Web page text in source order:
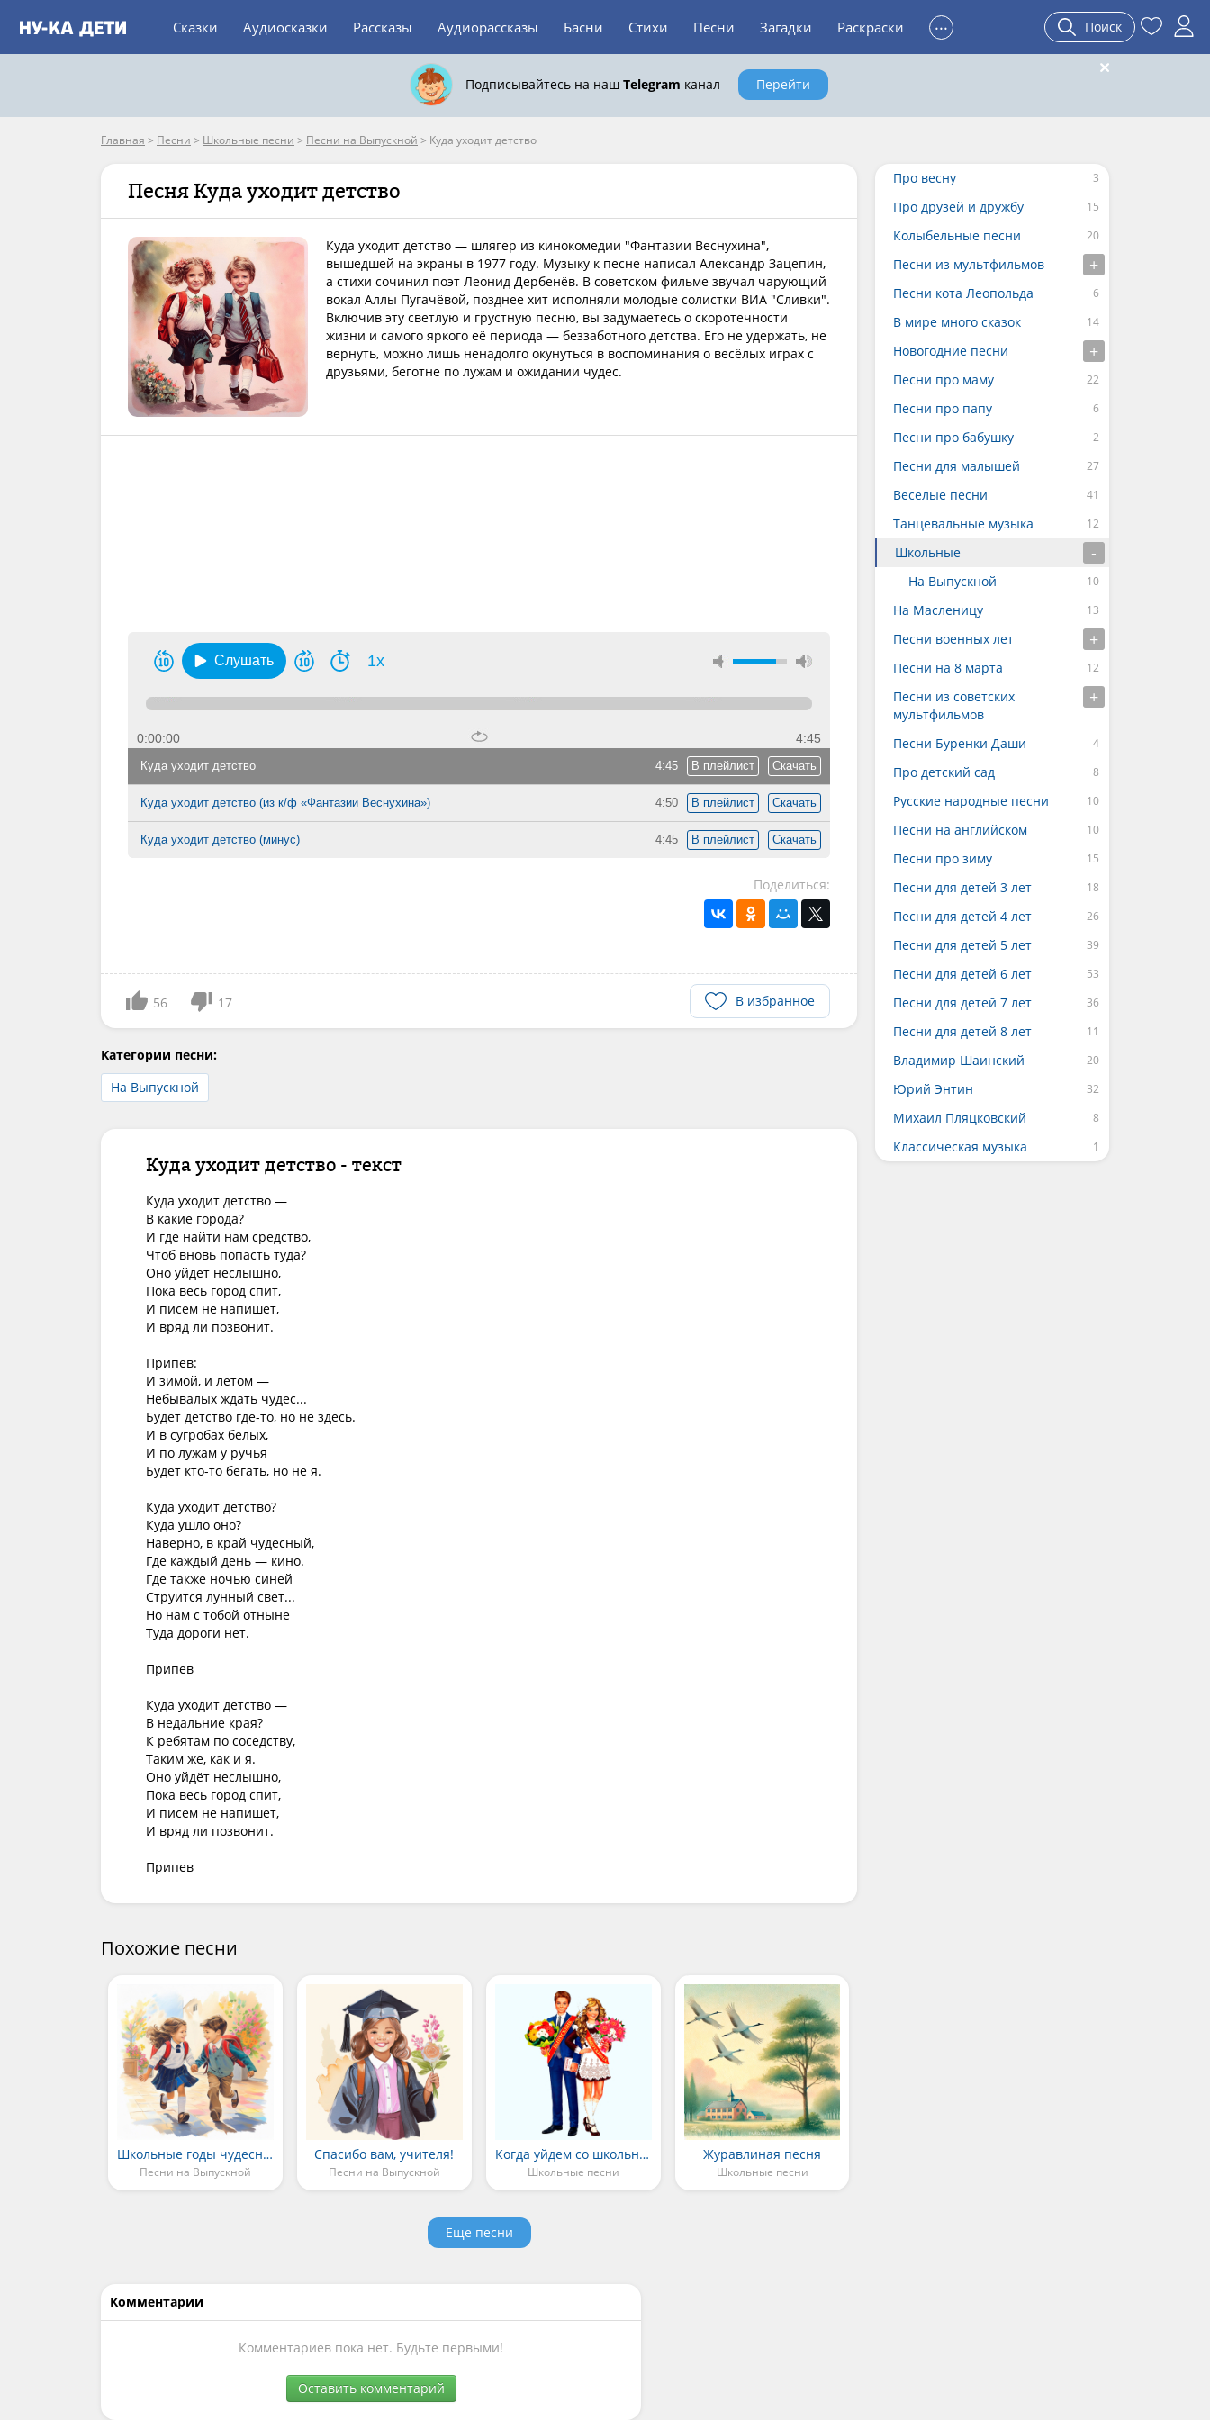
Сказки Аудиосказки Рассказы Аудиорассказы Басни Стихи Песни Загадки Раскраски ... Поиск
Подписывайтесь на наш Telegram канал Перейти
Главная > Песни > Школьные песни > Песни на Выпускной > Куда уходит детство
Песня Куда уходит детство
Куда уходит детство — шлягер из кинокомедии "Фантазии Веснухина",
вышедшей на экраны в 1977 году. Музыку к песне написал Александр Зацепин,
а стихи сочинил поэт Леонид Дербенёв. В советском фильме звучал чарующий
вокал Аллы Пугачёвой, позднее хит исполняли молодые солистки ВИА "Сливки".
Включив эту светлую и грустную песню, вы задумаетесь о скоротечности
жизни и самого яркого её периода — беззаботного детства. Его не удержать, не
вернуть, можно лишь ненадолго окунуться в воспоминания о весёлых играх с
друзьями, беготне по лужам и ожидании чудес.
Слушать 1x
0:00:00 4:45
4:45 В плейлист Скачать
Куда уходит детство
4:50 В плейлист Скачать
Куда уходит детство (из к/ф «Фантазии Веснухина»)
4:45 В плейлист Скачать
Куда уходит детство (минус)
Поделиться:
56 17 В избранное
Категории песни:
На Выпускной
Куда уходит детство - текст
Куда уходит детство —
В какие города?
И где найти нам средство,
Чтоб вновь попасть туда?
Оно уйдёт неслышно,
Пока весь город спит,
И писем не напишет,
И вряд ли позвонит.
Припев:
И зимой, и летом —
Небывалых ждать чудес...
Будет детство где-то, но не здесь.
И в сугробах белых,
И по лужам у ручья
Будет кто-то бегать, но не я.
Куда уходит детство?
Куда ушло оно?
Наверно, в край чудесный,
Где каждый день — кино.
Где также ночью синей
Струится лунный свет...
Но нам с тобой отныне
Туда дороги нет.
Припев
Куда уходит детство —
В недальние края?
К ребятам по соседству,
Таким же, как и я.
Оно уйдёт неслышно,
Пока весь город спит,
И писем не напишет,
И вряд ли позвонит.
Припев
Похожие песни
Школьные годы чудесные
Песни на Выпускной
Спасибо вам, учителя!
Песни на Выпускной
Когда уйдем со школьного двора
Школьные песни
Журавлиная песня
Школьные песни
Еще песни
Комментарии
Комментариев пока нет. Будьте первыми!
Оставить комментарий
Про весну
Про друзей и дружбу
Колыбельные песни
Песни из мультфильмов
Песни кота Леопольда
В мире много сказок
Новогодние песни
Песни про маму
Песни про папу
Песни про бабушку
Песни для малышей
Веселые песни
Танцевальные музыка
Школьные
На Выпускной
На Масленицу
Песни военных лет
Песни на 8 марта
Песни из советских
мультфильмов
Песни Буренки Даши
Про детский сад
Русские народные песни
Песни на английском
Песни про зиму
Песни для детей 3 лет
Песни для детей 4 лет
Песни для детей 5 лет
Песни для детей 6 лет
Песни для детей 7 лет
Песни для детей 8 лет
Владимир Шаинский
Юрий Энтин
Михаил Пляцковский
Классическая музыка